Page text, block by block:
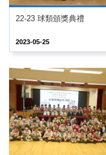
22-23 球類頒獎典禮
2023-05-25